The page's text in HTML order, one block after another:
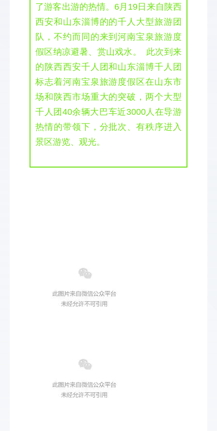
了游客出游的热情。6月19日 来自陕西
西安和山东淄博的的千人大型旅游团
队，不约而同的来到河南宝泉旅游度
假区纳凉避暑、赏山戏水。
此次到来
的 陕西西安千人团和 山东淄博千人团
标志着河南宝泉旅游度假区在山东市
场和陕西市场重大的突破，两个大型
千人团40余辆大巴车近3000人在导游
热情的带领下，分批次、有秩序进入
景区游览、观光。